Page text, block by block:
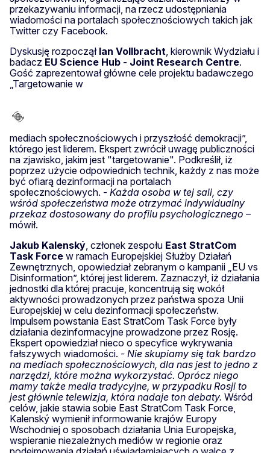
przekazywaniu informacji, na rzecz udostępniania
wiadomości na portalach społecznościowych takich jak
Twitter czy Facebook.
Dyskusję rozpoczął Ian Vollbracht , kierownik Wydziału i
badacz EU Science Hub - Joint Research Centre.
Gość zaprezentował główne cele projektu badawczego
„Targetowanie w
mediach społecznościowych i przyszłość demokracji”,
którego jest liderem. Ekspert zwrócił uwagę publiczności
na zjawisko, jakim jest "targetowanie". Podkreślił, iż
poprzez użycie odpowiednich technik, każdy z nas może
być ofiarą dezinformacji na portalach
społecznościowych. - Każda osoba w tej sali, czy
wśród społeczeństwa może otrzymać indywidualny
przekaz dostosowany do profilu psychologicznego –
mówił.
Jakub Kalenský, członek zespołu East StratCom
Task Force w ramach Europejskiej Służby Działań
Zewnętrznych, opowiedział zebranym o kampanii „EU vs
Disinformation”, której jest liderem. Zaznaczył, iż działania
jednostki dla której pracuje, koncentrują się wokół
aktywności prowadzonych przez państwa spoza Unii
Europejskiej w celu dezinformacji społeczeństw.
Impulsem powstania East StratCom Task Force były
działania dezinformacyjne prowadzone przez Rosję.
Ekspert opowiedział nieco o specyfice wykrywania
fałszywych wiadomości. - Nie skupiamy się tak bardzo
na mediach społecznościowych, dla nas jest to jedno z
narzędzi, które można wykorzystać. Oprócz niego
mamy także media tradycyjne, w przypadku Rosji to
jest głównie telewizja, która nadaje ton debaty. Wśród
celów, jakie stawia sobie East StratCom Task Force,
Kalenský wymienił informowanie krajów Europy
Wschodniej o sposobach działania Unia Europejska,
wspieranie niezależnych mediów w regionie oraz